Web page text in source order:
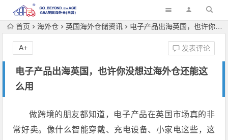
首页 海外仓 英国海外仓储资讯 电子产品出海英国，也许你没想过海外仓还能这么用
电子产品出海英国，也许你没想过海外仓还能这
么用
发表评论
A+
做跨境的朋友都知道，电子产品在英国市场真的非
常好卖。像什么智能穿戴、充电设备、小家电这些，这